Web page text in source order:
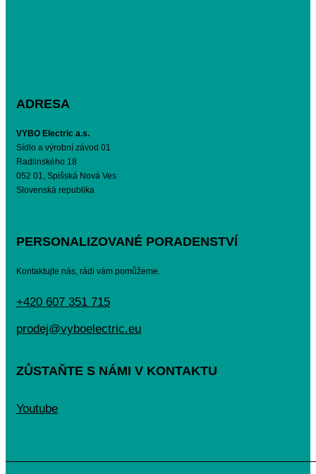
ADRESA
VYBO Electric a.s.
Sídlo a výrobní závod 01
Radlinského 18
052 01, Spišská Nová Ves
Slovenská republika
PERSONALIZOVANÉ PORADENSTVÍ
Kontaktujte nás, rádi vám pomůžeme.
+420 607 351 715
prodej@vyboelectric.eu
ZŮSTAŇTE S NÁMI V KONTAKTU
Youtube